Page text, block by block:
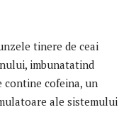
tinere de ceai
imbunatatind
contine cofeina, un
ale sistemului